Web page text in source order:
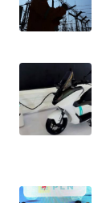
WN
DANAU
WN
NIAS